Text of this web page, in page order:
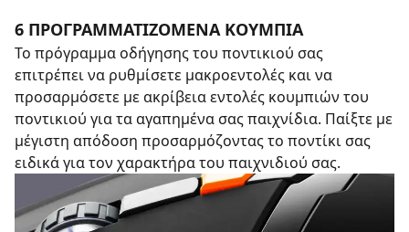
6 ΠΡΟΓΡΑΜΜΑΤΙΖΟΜΕΝΑ ΚΟΥΜΠΙΑ
Το πρόγραμμα οδήγησης του ποντικιού σας
επιτρέπει να ρυθμίσετε μακροεντολές και να
προσαρμόσετε με ακρίβεια εντολές κουμπιών του
ποντικιού για τα αγαπημένα σας παιχνίδια. Παίξτε με
μέγιστη απόδοση προσαρμόζοντας το ποντίκι σας
ειδικά για τον χαρακτήρα του παιχνιδιού σας.